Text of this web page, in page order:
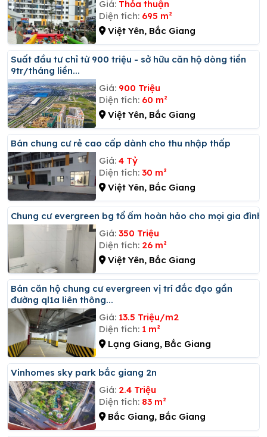
Giá: Thỏa thuận
Diện tích: 695 m²
Việt Yên, Bắc Giang
Suất đầu tư chỉ từ 900 triệu - sở hữu căn hộ dòng tiền
9tr/tháng liền...
Giá: 900 Triệu
Diện tích: 60 m²
Việt Yên, Bắc Giang
Bán chung cư rẻ cao cấp dành cho thu nhập thấp
Giá: 4 Tỷ
Diện tích: 30 m²
Việt Yên, Bắc Giang
Chung cư evergreen bg tổ ấm hoàn hảo cho mọi gia đình
Giá: 350 Triệu
Diện tích: 26 m²
Việt Yên, Bắc Giang
Bán căn hộ chung cư evergreen vị trí đắc đạo gần
đường ql1a liên thông...
Giá: 13.5 Triệu/m2
Diện tích: 1 m²
Lạng Giang, Bắc Giang
Vinhomes sky park bắc giang 2n
Giá: 2.4 Triệu
Diện tích: 83 m²
Bắc Giang, Bắc Giang